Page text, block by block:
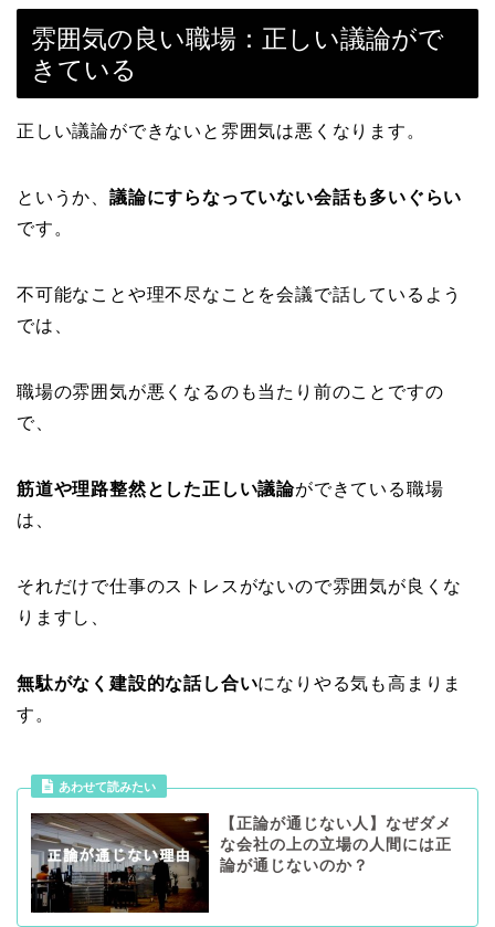
雰囲気の良い職場：正しい議論がで
きている
正しい議論ができないと雰囲気は悪くなります。
というか、 議論にすらなっていない会話も多いぐらい
です。
不可能なことや理不尽なことを会議で話しているよう
では、
職場の雰囲気が悪くなるのも当たり前のことですの
で、
筋道や理路整然とした正しい議論ができている職場
は、
それだけで仕事のストレスがないので雰囲気が良くな
りますし、
無駄がなく建設的な話し合いになりやる気も高まりま
す。
あわせて読みたい
【正論が通じない人】なぜダメ
な会社の上の立場の人間には正
論が通じないのか？